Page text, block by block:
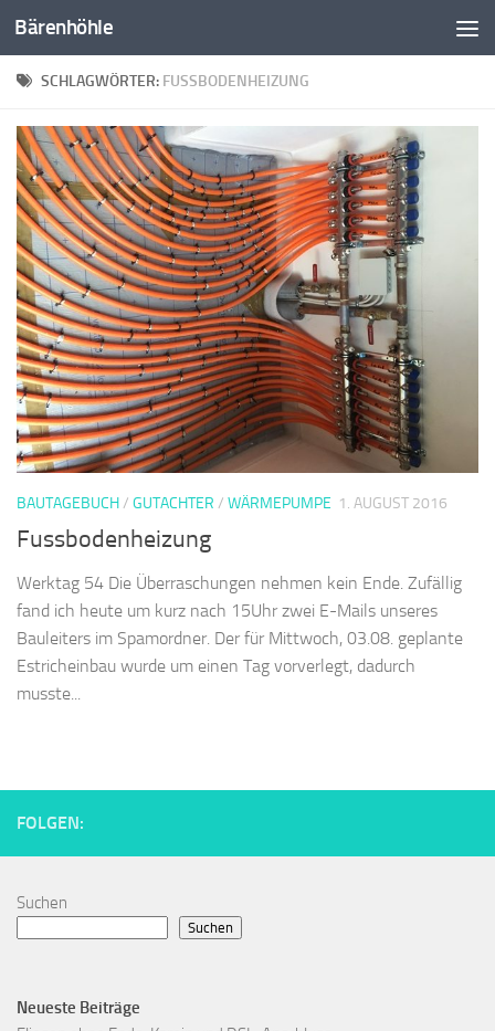
Zum Inhalt springen
Bärenhöhle
SCHLAGWÖRTER: FUSSBODENHEIZUNG
BAUTAGEBUCH/ GUTACHTER / WÄRMEPUMPE 1. AUGUST 2016
Fussbodenheizung
Werktag 54 Die Überraschungen nehmen kein Ende. Zufällig
fand ich heute um kurz nach 15Uhr zwei E-Mails unseres
Bauleiters im Spamordner. Der für Mittwoch, 03.08. geplante
Estricheinbau wurde um einen Tag vorverlegt, dadurch
musste...
FOLGEN:
Suchen
Suchen
Neueste Beiträge